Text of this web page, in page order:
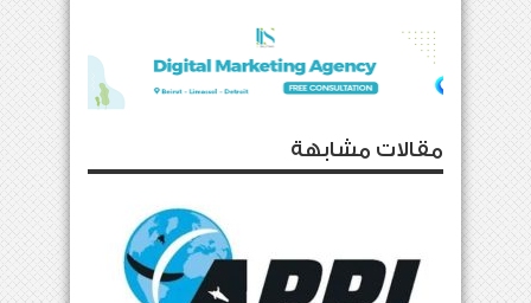
مقالات مشابهة